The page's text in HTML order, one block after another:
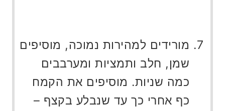
מורידים למהירות נמוכה, מוסיפים
שמן, חלב ותמציות ומערבבים
כמה שניות. מוסיפים את הקמח
כף אחרי כך עד שנבלע בקצף –